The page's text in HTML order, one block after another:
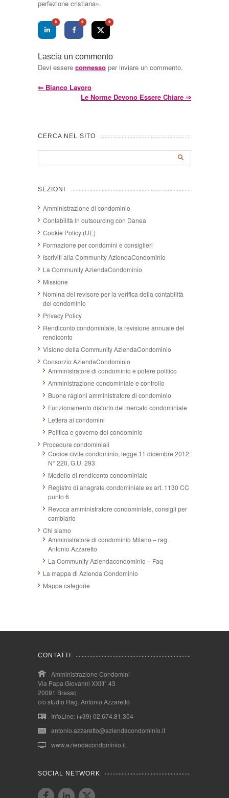
perfezione cristiana».
0 0 0
Lascia un commento
Devi essere connesso per inviare un commento.
⇐ Bianco Lavoro
Le Norme Devono Essere Chiare ⇒
CERCA NEL SITO
SEZIONI
Amministrazione di condominio
Contabilità in outsourcing con Danea
Cookie Policy (UE)
Formazione per condomini e consiglieri
Iscriviti alla Community AziendaCondominio
La Community AziendaCondominio
Missione
Nomina del revisore per la verifica della contabilità
del condominio
Privacy Policy
Rendiconto condominiale, la revisione annuale del
rendiconto
Visione della Community AziendaCondominio
Consorzio AziendaCondominio
Amministratore di condominio e potere politico
Amministrazione condominiale e controllo
Buone ragioni amministratore di condominio
Funzionamento distorto del mercato condominiale
Lettera ai condomini
Politica e governo del condominio
Procedure condominiali
Codice civile condominio, legge 11 dicembre 2012
N° 220, G.U. 293
Modello di rendiconto condominiale
Registro di anagrafe condominiale ex art. 1130 CC
punto 6
Revoca amministratore condominiale, consigli per
cambiarlo
Chi siamo
Amministratore di condominio Milano – rag.
Antonio Azzaretto
La Community Aziendacondominio – Faq
La mappa di Azienda Condominio
Mappa categorie
CONTATTI
Amministrazione Condomini
Via Papa Giovanni XXIII° 43
20091 Bresso
c/o studio Rag. Antonio Azzaretto
InfoLine: (+39) 02.674.81.304
antonio.azzaretto@aziendacondominio.it
www.aziendacondominio.it
SOCIAL NETWORK